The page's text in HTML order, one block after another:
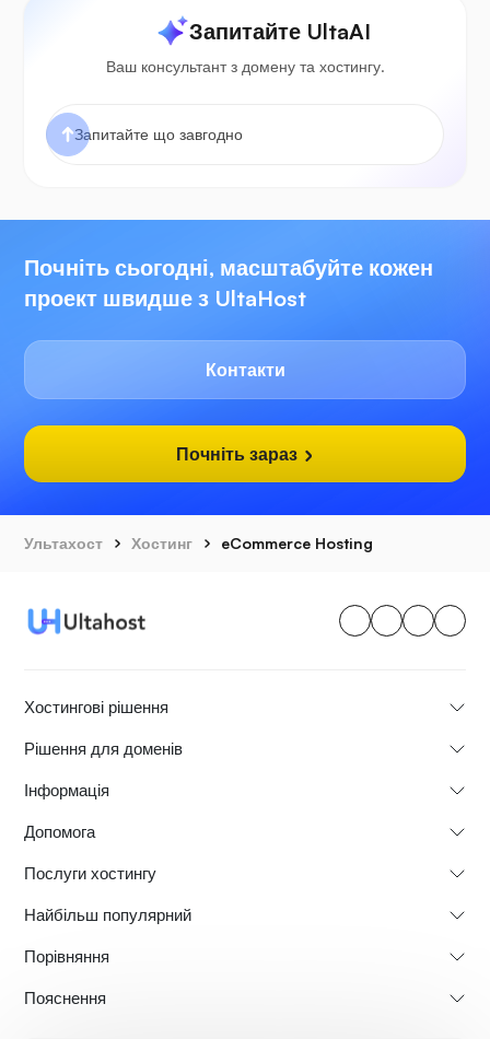
Запитайте UltaAI
Ваш консультант з домену та хостингу.
Почніть сьогодні, масштабуйте кожен
проект швидше з UltaHost
Контакти
Почніть зараз
Ультахост Хостинг eCommerce Hosting
Хостингові рішення
Рішення для доменів
Інформація
Допомога
Послуги хостингу
Найбільш популярний
Порівняння
Пояснення